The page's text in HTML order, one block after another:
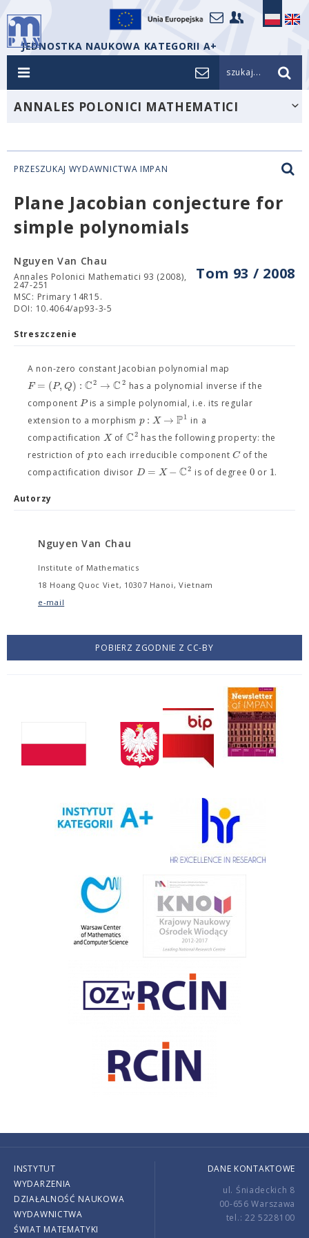
JEDNOSTKA NAUKOWA KATEGORII A+
szukaj...
ANNALES POLONICI MATHEMATICI
PRZESZUKAJ WYDAWNICTWA IMPAN
Plane Jacobian conjecture for
simple polynomials
Tom 93 / 2008
Nguyen Van Chau
Annales Polonici Mathematici 93 (2008),
247-251
MSC: Primary 14R15.
DOI: 10.4064/ap93-3-5
Streszczenie
A non-zero constant Jacobian polynomial map
F = (P,Q) : C2 → C2 has a polynomial inverse if the
component Pis a simple polynomial, i.e. its regular
extension to a morphism p : X → P1 in a
compactification Xof C2 has the following property: the
restriction of pto each irreducible componentCof the
compactification divisor D = X − C2 is of degree0 or 1.
Autorzy
Nguyen Van Chau
Institute of Mathematics
18 Hoang Quoc Viet, 10307 Hanoi, Vietnam
e-mail
POBIERZ ZGODNIE Z CC-BY
INSTYTUT
WYDARZENIA
DZIAŁALNOŚĆ NAUKOWA
WYDAWNICTWA
ŚWIAT MATEMATYKI
DANE KONTAKTOWE
ul. Śniadeckich 8
00-656 Warszawa
tel.: 22 5228100